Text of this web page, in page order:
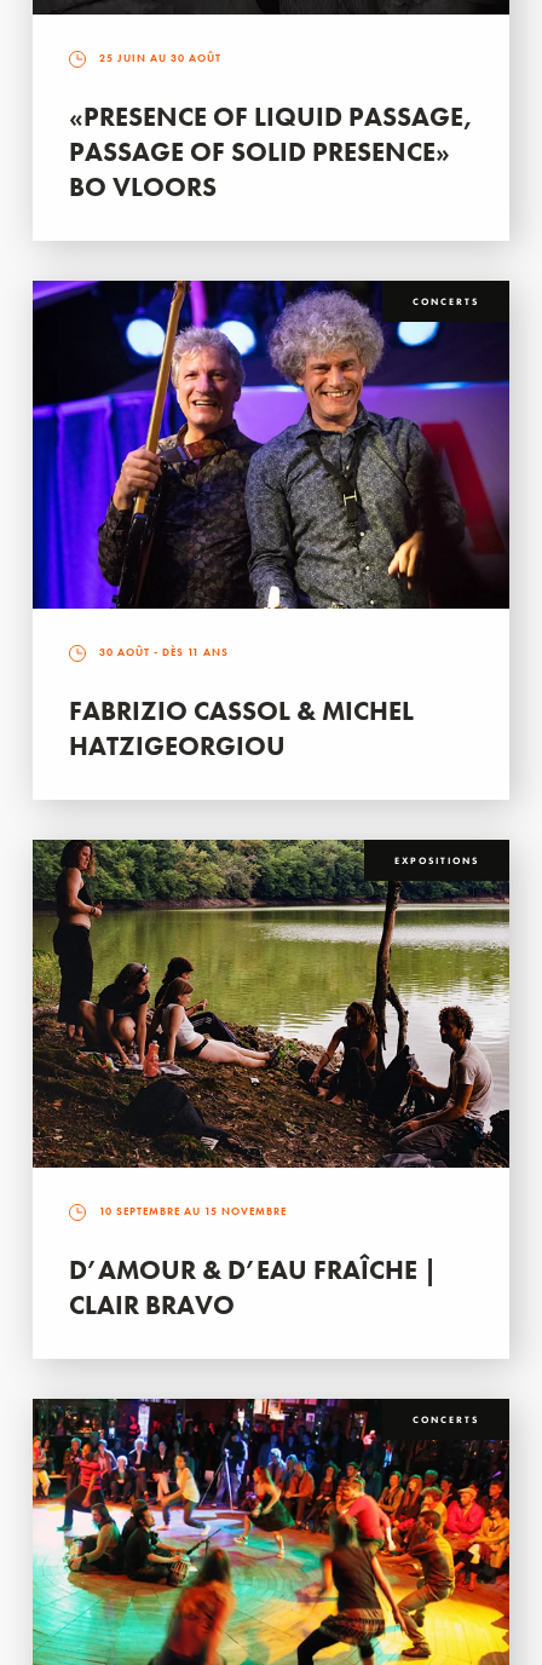
25 JUIN AU 30 AOÛT
«PRESENCE OF LIQUID PASSAGE,
PASSAGE OF SOLID PRESENCE»
BO VLOORS
CONCERTS
30 AOÛT - DÈS 11 ANS
FABRIZIO CASSOL & MICHEL
HATZIGEORGIOU
EXPOSITIONS
10 SEPTEMBRE AU 15 NOVEMBRE
D’AMOUR & D’EAU FRAÎCHE |
CLAIR BRAVO
CONCERTS